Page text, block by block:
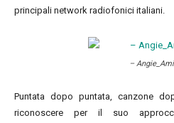
principali network radiofonici italiani.
–
Puntata dopo puntata, canzone
riconoscere per il suo